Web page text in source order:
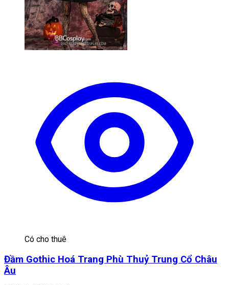
Có cho thuê
Đầm Gothic Hoá Trang Phù Thuỷ Trung Cổ Châu
Âu